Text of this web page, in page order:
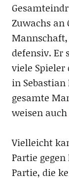
Zuwachs an
defensiv. Er
viele Spieler
in
gesamte
weisen auch
Vielleicht
Partie
Partie, die